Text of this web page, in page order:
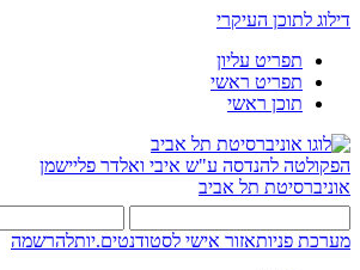
דילוג לתוכן העיקרי
תפריט עליון
תפריט ראשי
תוכן ראשי
הפקולטה להנדסה ע"ש איבי ואלדר פליישמן
אוניברסיטת תל אביב
מערכת פניותאזור אישי לסטודנטים.יותלהרשמה